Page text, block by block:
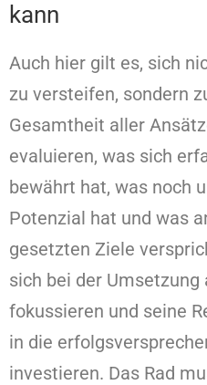
kann
Auch hier gilt es, sich
zu versteifen, sondern
Gesamtheit aller
evaluieren, was sich
bewährt hat, was noch
Potenzial hat und was
gesetzten Ziele
sich bei der
fokussieren und seine
in die
investieren. Das Rad